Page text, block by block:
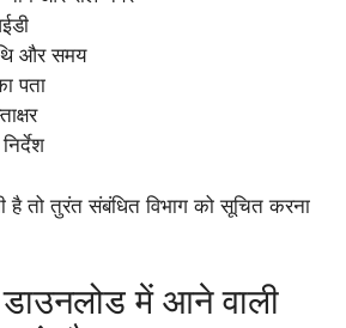
और समय
पता
है तो तुरंत संबंधित विभाग को सूचित करना
डाउनलोड में आने वाली